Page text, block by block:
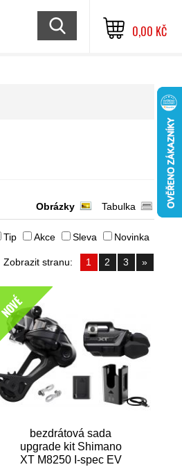
0,00 KČ
Obrázky Tabulka
Tip Akce Sleva Novinka
Zobrazit stranu: 1 2 3 »
NOVÉ
bezdrátová sada
upgrade kit Shimano
XT M8250 I-spec EV